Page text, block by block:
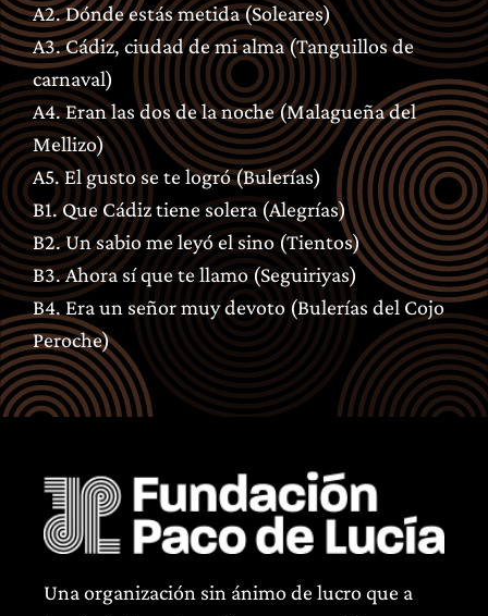
A2. Dónde estás metida (Soleares)
A3. Cádiz, ciudad de mi alma (Tanguillos de
carnaval)
A4. Eran las dos de la noche (Malagueña del
Mellizo)
A5. El gusto se te logró (Bulerías)
B1. Que Cádiz tiene solera (Alegrías)
B2. Un sabio me leyó el sino (Tientos)
B3. Ahora sí que te llamo (Seguiriyas)
B4. Era un señor muy devoto (Bulerías del Cojo
Peroche)
Una organización sin ánimo de lucro que a